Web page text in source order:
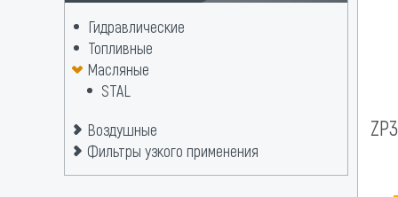
Гидравлические
Топливные
Масляные
STAL
Воздушные
Фильтры узкого применения